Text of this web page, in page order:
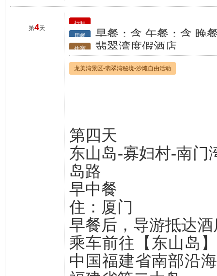
第4天
行程
用餐
早餐：含 午餐：含 晚
住宿 翡翠湾度假酒店
龙美湾景区-翡翠湾秘境-沙滩自由活动
第四天
东山岛-寡妇村-南门
岛路
早中餐
住：厦门
早餐后，导游抵达
乘车前往【东山岛
中国福建省南部沿